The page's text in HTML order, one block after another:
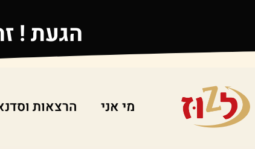
הגעת !
מי אני הרצאות